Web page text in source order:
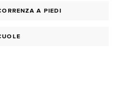
A PIEDI